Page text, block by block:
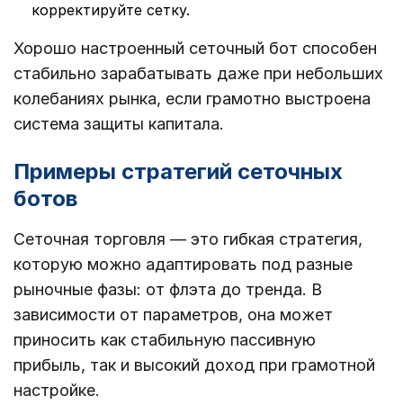
корректируйте сетку.
Хорошо настроенный сеточный бот способен
стабильно зарабатывать даже при небольших
колебаниях рынка, если грамотно выстроена
система защиты капитала.
Примеры стратегий сеточных
ботов
Сеточная торговля — это гибкая стратегия,
которую можно адаптировать под разные
рыночные фазы: от флэта до тренда. В
зависимости от параметров, она может
приносить как стабильную пассивную
прибыль, так и высокий доход при грамотной
настройке.